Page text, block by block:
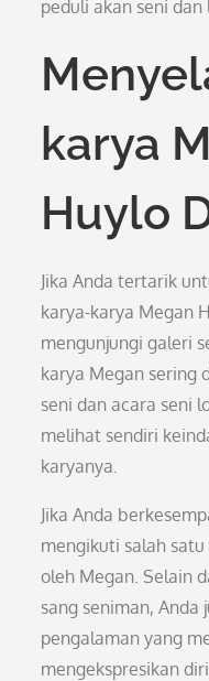
peduli akan seni
karya
Huylo
Jika Anda tertarik
karya-karya Megan
mengunjungi galeri
karya Megan sering
seni dan acara seni
melihat sendiri
karyanya.
Jika Anda
mengikuti salah
oleh Megan. Selain
sang seniman, Anda
pengalaman yang
mengekspresikan